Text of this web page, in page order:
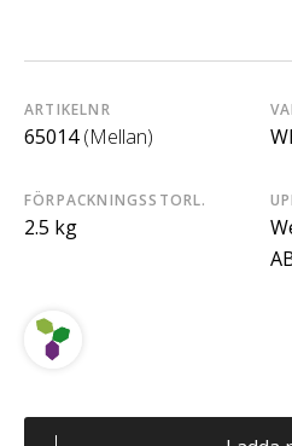
ARTIKELNR
65014 (Mellan)
FÖRPACKNINGSSTORL.
2.5 kg